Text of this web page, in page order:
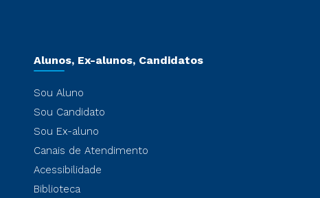
Alunos, Ex-alunos, Candidatos
Sou Aluno
Sou Candidato
Sou Ex-aluno
Canais de Atendimento
Acessibilidade
Biblioteca